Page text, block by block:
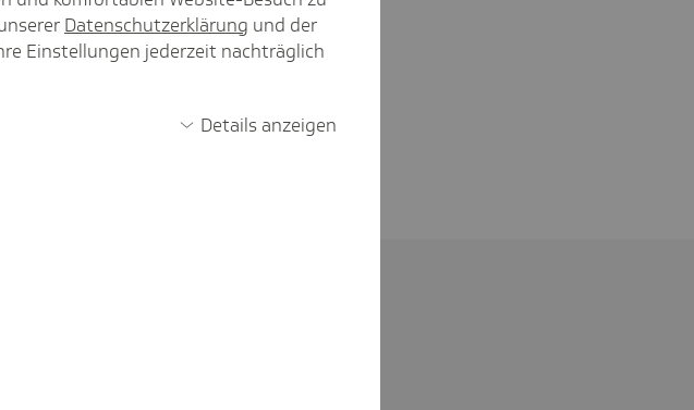
Datenschutzerklärung und der
Einstellungen jederzeit nachträglich
Details anzeigen